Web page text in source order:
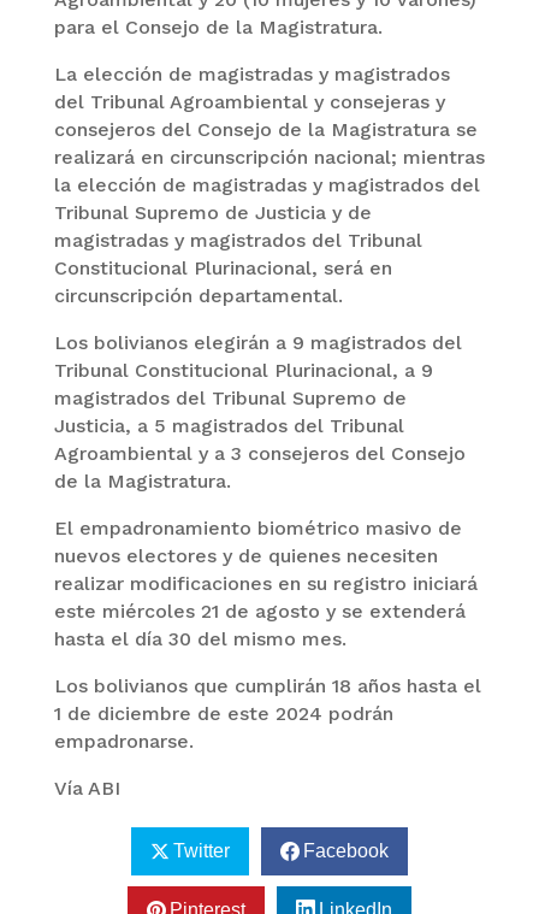
para el Consejo de la Magistratura.
La elección de magistradas y magistrados
del Tribunal Agroambiental y consejeras y
consejeros del Consejo de la Magistratura se
realizará en circunscripción nacional; mientras
la elección de magistradas y magistrados del
Tribunal Supremo de Justicia y de
magistradas y magistrados del Tribunal
Constitucional Plurinacional, será en
circunscripción departamental.
Los bolivianos elegirán a 9 magistrados del
Tribunal Constitucional Plurinacional, a 9
magistrados del Tribunal Supremo de
Justicia, a 5 magistrados del Tribunal
Agroambiental y a 3 consejeros del Consejo
de la Magistratura.
El empadronamiento biométrico masivo de
nuevos electores y de quienes necesiten
realizar modificaciones en su registro iniciará
este miércoles 21 de agosto y se extenderá
hasta el día 30 del mismo mes.
Los bolivianos que cumplirán 18 años hasta el
1 de diciembre de este 2024 podrán
empadronarse.
Vía ABI
Twitter Facebook